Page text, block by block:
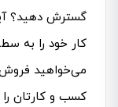
گسترش دهید؟
کار خود را به
می‌خواهید
کسب و کارتان